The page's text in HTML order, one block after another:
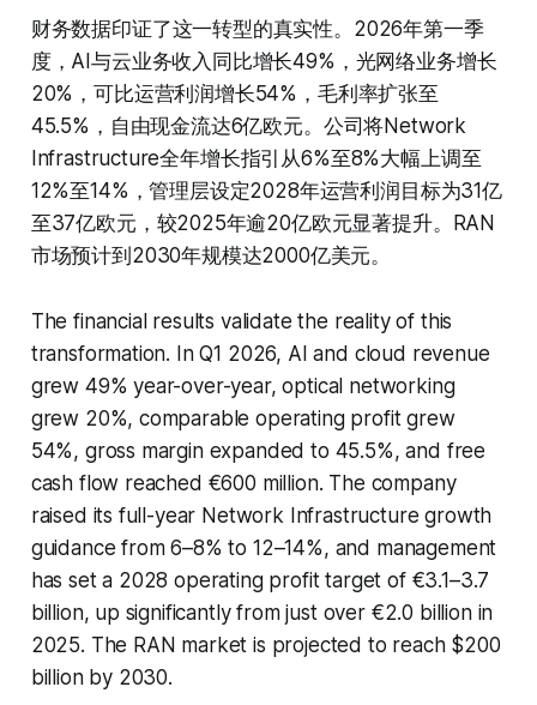
财务数据印证了这一转型的真实性。2026年第一季
度，AI与云业务收入同比增长49%，光网络业务增长
20%，可比运营利润增长54%，毛利率扩张至
45.5%，自由现金流达6亿欧元。公司将Network
Infrastructure全年增长指引从6%至8%大幅上调至
12%至14%，管理层设定2028年运营利润目标为31亿
至37亿欧元，较2025年逾20亿欧元显著提升。RAN
市场预计到2030年规模达2000亿美元。
The financial results validate the reality of this
transformation. In Q1 2026, AI and cloud revenue
grew 49% year-over-year, optical networking
grew 20%, comparable operating profit grew
54%, gross margin expanded to 45.5%, and free
cash flow reached €600 million. The company
raised its full-year Network Infrastructure growth
guidance from 6–8% to 12–14%, and management
has set a 2028 operating profit target of €3.1–3.7
billion, up significantly from just over €2.0 billion in
2025. The RAN market is projected to reach $200
billion by 2030.